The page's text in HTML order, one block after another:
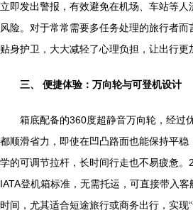
立即发出警报，有效避免在机场、车站等
风险。对于常常需要多任务处理的旅行者
贴身护卫，大大减轻了心理负担，让出行更
三、 便捷体验：万向轮与可登机设计
箱底配备的360度超静音万向轮，经过
都顺滑省力，即使在凹凸路面也能保持平
学的可调节拉杆，长时间行走也不易疲惫
IATA登机箱标准，无需托运，可直接带入
时间，尤其适合短途旅行或商务出行，实现